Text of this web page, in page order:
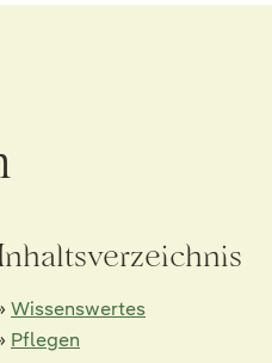
Wissenswertes
Pflegen